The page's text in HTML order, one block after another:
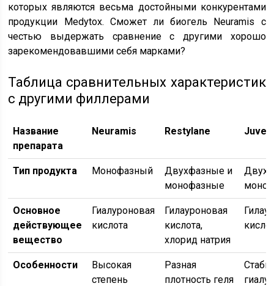
которых являются весьма достойными конкурентами
продукции Medytox. Сможет ли биогель Neuramis с
честью выдержать сравнение с другими хорошо
зарекомендовавшими себя марками?
Таблица сравнительных характеристик
с другими филлерами
Название
препарата
Neuramis Restylane
Тип продукта Монофазный
Двухфазные и
монофазные
Основное
действующее
вещество
Гиалуроновая
кислота
Гилауроновая
кислота,
хлорид натрия
Особенности
Высокая
степень
Разная
плотность геля